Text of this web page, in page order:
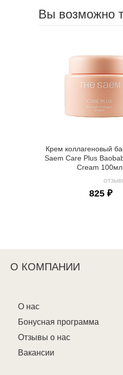
Вы возможно
Крем коллагеновый
Saem Care Plus
Cream 100мл
825 ₽
О КОМПАНИИ
О нас
Бонусная программа
Отзывы о нас
Вакансии